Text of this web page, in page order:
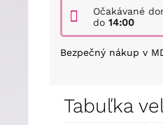
Očakávané
do 14:00
Bezpečný nákup v
Tabuľka